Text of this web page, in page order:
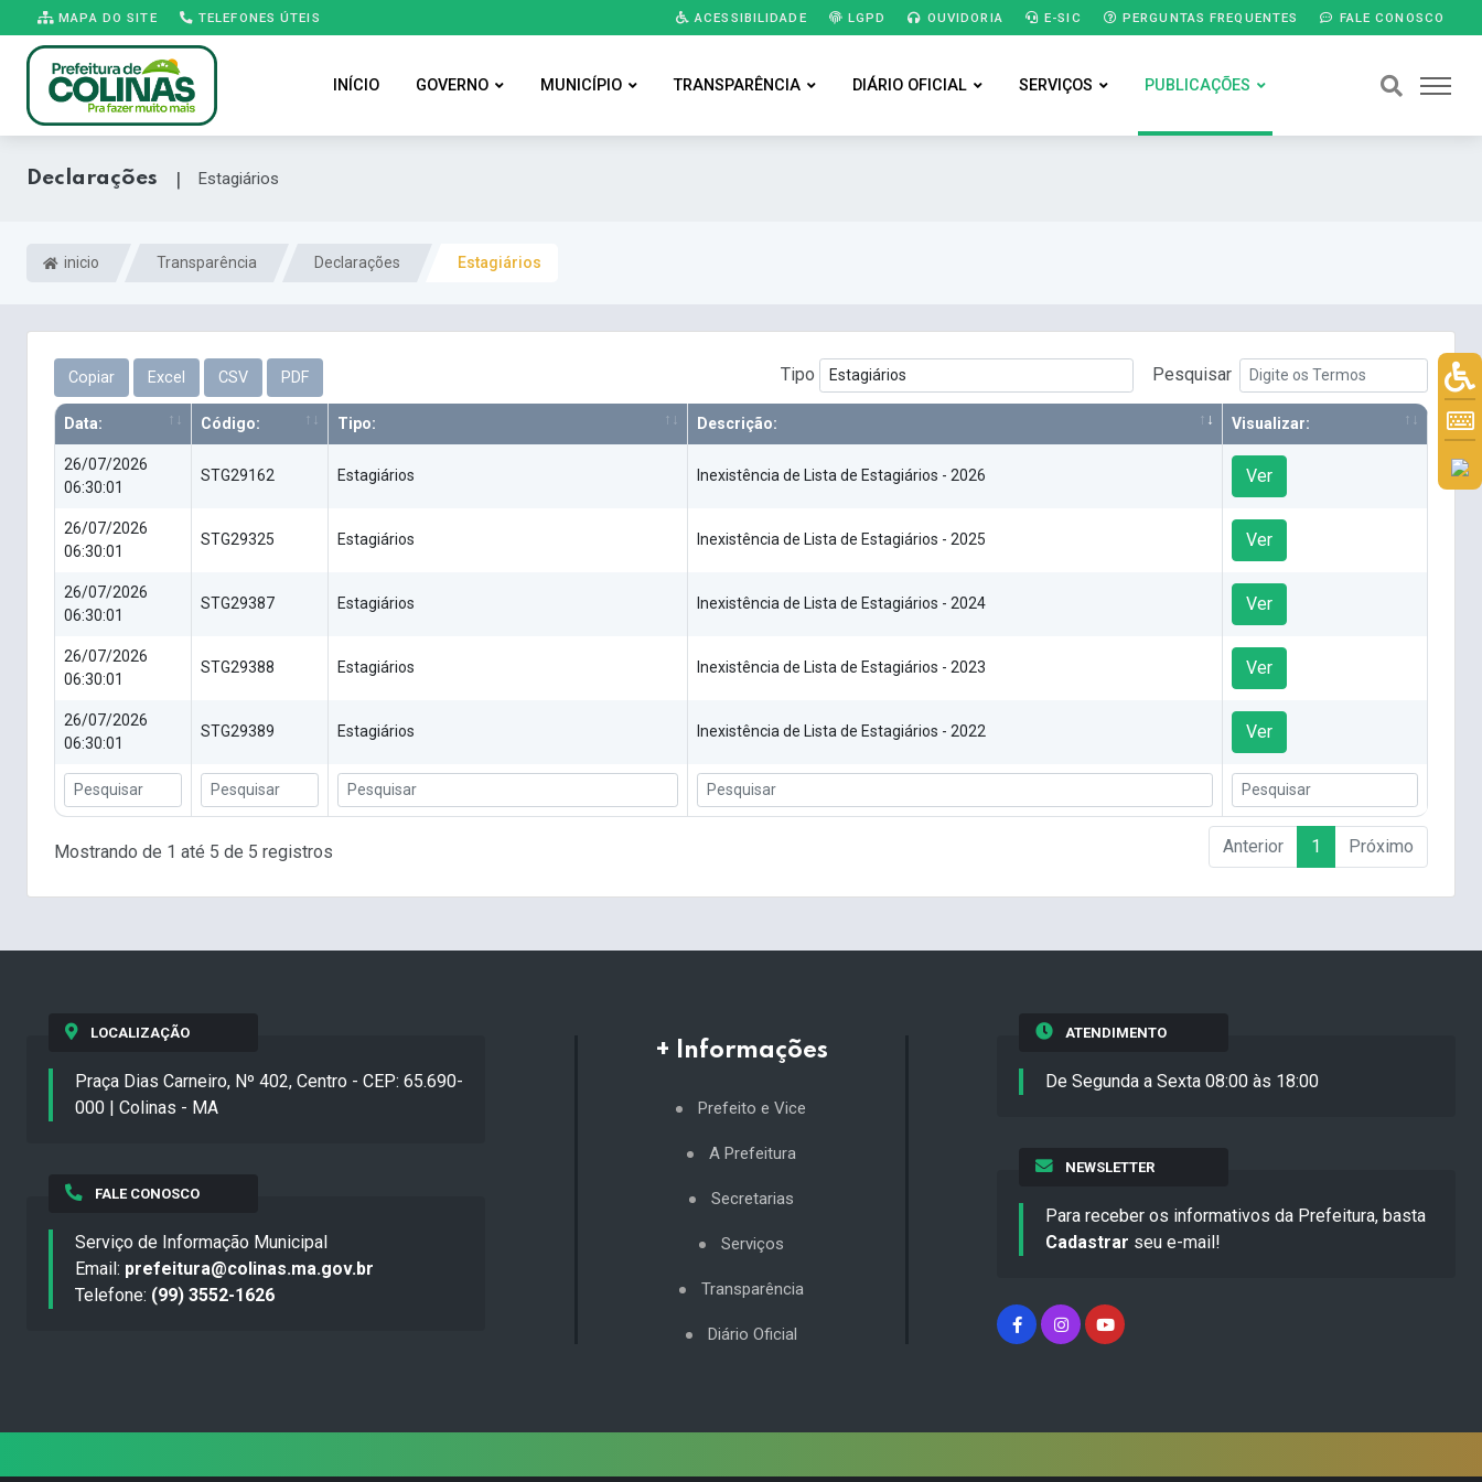
MAPA DO SITE TELEFONES ÚTEIS ACESSIBILIDADE LGPD OUVIDORIA E-SIC PERGUNTAS FREQUENTES FALE CONOSCO
INÍCIO GOVERNO MUNICÍPIO TRANSPARÊNCIA DIÁRIO OFICIAL SERVIÇOS PUBLICAÇÕES
Declarações | Estagiários
inicio Transparência Declarações Estagiários
Copiar Excel CSV PDF Tipo Pesquisar
Data: Código: Tipo: Descrição: Visualizar:
26/07/2026
06:30:01
STG29162 Estagiários Inexistência de Lista de Estagiários - 2026 Ver
26/07/2026
06:30:01
STG29325 Estagiários Inexistência de Lista de Estagiários - 2025 Ver
26/07/2026
06:30:01
STG29387 Estagiários Inexistência de Lista de Estagiários - 2024 Ver
26/07/2026
06:30:01
STG29388 Estagiários Inexistência de Lista de Estagiários - 2023 Ver
26/07/2026
06:30:01
STG29389 Estagiários Inexistência de Lista de Estagiários - 2022 Ver
Mostrando de 1 até 5 de 5 registros Anterior 1 Próximo
LOCALIZAÇÃO
Praça Dias Carneiro, Nº 402, Centro - CEP: 65.690-
000 | Colinas - MA
FALE CONOSCO
Serviço de Informação Municipal
Email: prefeitura@colinas.ma.gov.br
Telefone: (99) 3552-1626
+ Informações
Prefeito e Vice
A Prefeitura
Secretarias
Serviços
Transparência
Diário Oficial
ATENDIMENTO
De Segunda a Sexta 08:00 às 18:00
NEWSLETTER
Para receber os informativos da Prefeitura, basta
Cadastrar seu e-mail!